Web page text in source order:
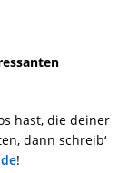
hast, die deiner
dann schreib‘
!